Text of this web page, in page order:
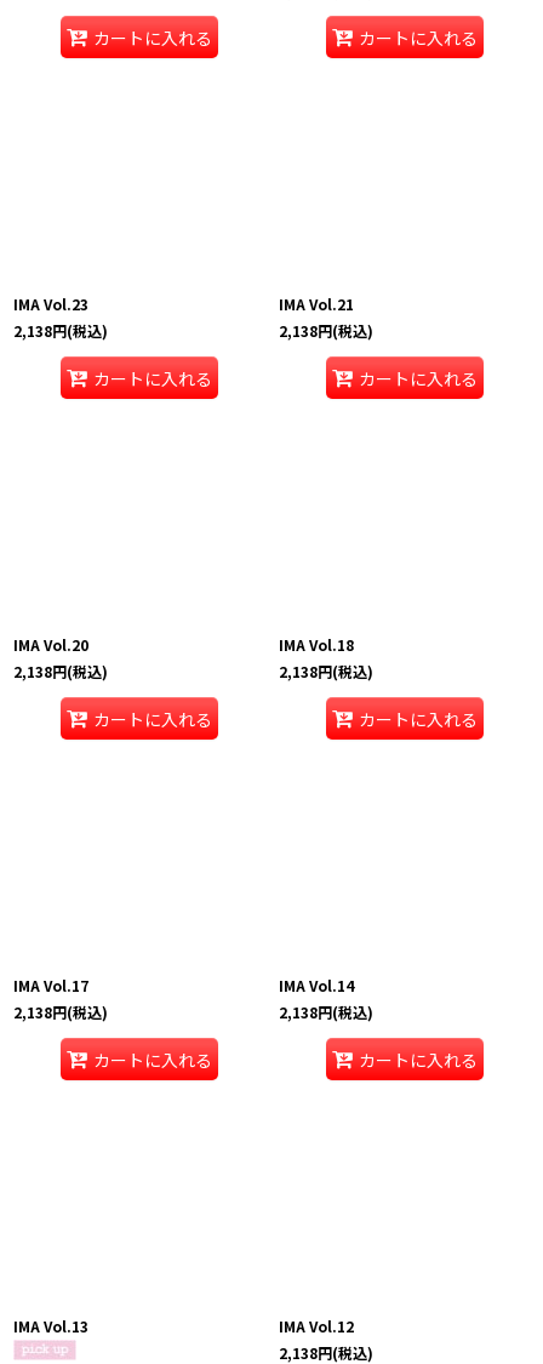
カートに入れる カートに入れる
IMA Vol.23
2,138円(税込)
カートに入れる
IMA Vol.21
2,138円(税込)
カートに入れる
IMA Vol.20
2,138円(税込)
カートに入れる
IMA Vol.18
2,138円(税込)
カートに入れる
IMA Vol.17
2,138円(税込)
カートに入れる
IMA Vol.14
2,138円(税込)
カートに入れる
IMA Vol.13
IMA Vol.12
2,138円(税込)